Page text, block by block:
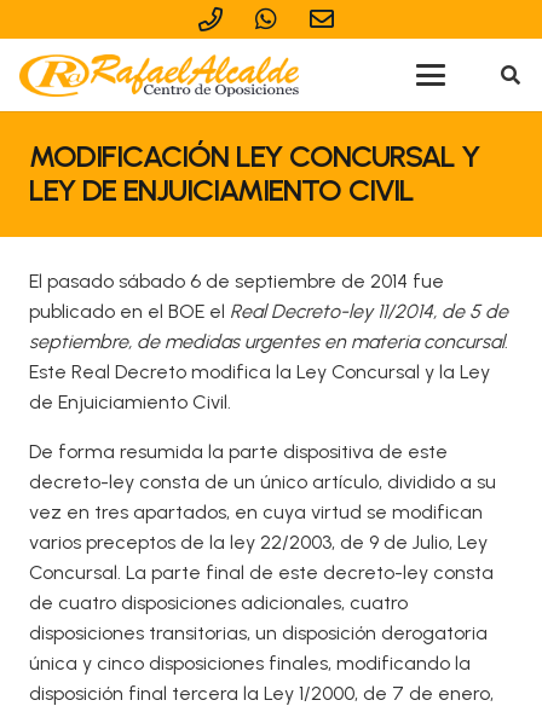
MODIFICACIÓN LEY CONCURSAL Y
LEY DE ENJUICIAMIENTO CIVIL
El pasado sábado 6 de septiembre de 2014 fue
publicado en el BOE el Real Decreto-ley 11/2014, de 5 de
septiembre, de medidas urgentes en materia concursal.
Este Real Decreto modifica la Ley Concursal y la Ley
de Enjuiciamiento Civil.
De forma resumida la parte dispositiva de este
decreto-ley consta de un único artículo, dividido a su
vez en tres apartados, en cuya virtud se modifican
varios preceptos de la ley 22/2003, de 9 de Julio, Ley
Concursal. La parte final de este decreto-ley consta
de cuatro disposiciones adicionales, cuatro
disposiciones transitorias, un disposición derogatoria
única y cinco disposiciones finales, modificando la
disposición final tercera la Ley 1/2000, de 7 de enero,